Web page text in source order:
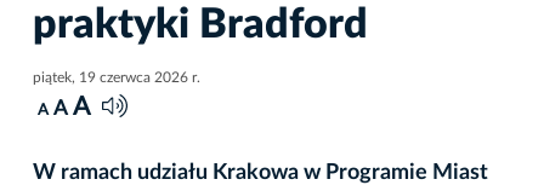
praktyki Bradford
piątek, 19 czerwca 2026 r.
A A A
W ramach udziału Krakowa w Programie Miast